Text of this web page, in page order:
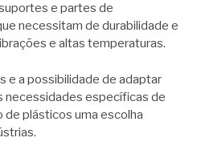
e partes de
necessitam de durabilidade e
e altas temperaturas.
e a possibilidade de adaptar
necessidades específicas de
de plásticos uma escolha